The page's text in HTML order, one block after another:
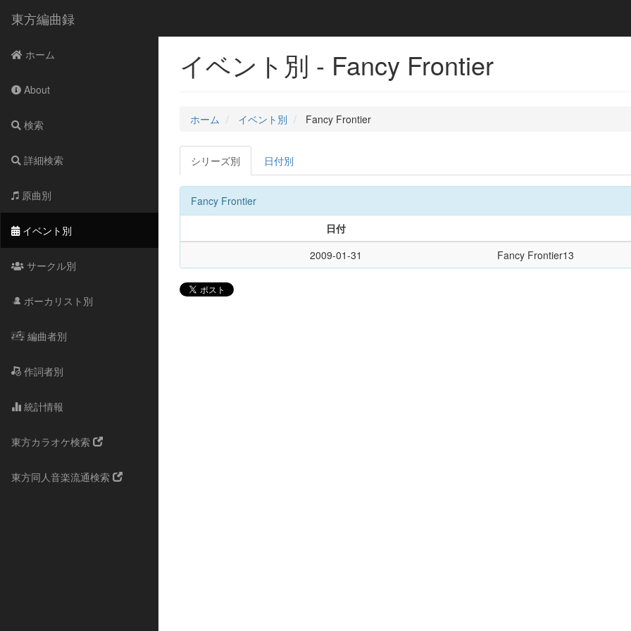
東方編曲録
ホーム
About
検索
詳細検索
原曲別
イベント別
サークル別
ボーカリスト別
編曲者別
作詞者別
統計情報
東方カラオケ検索
東方同人音楽流通検索
イベント別 - Fancy Frontier
ホーム イベント別 Fancy Frontier
シリーズ別 日付別
Fancy Frontier
日付
2009-01-31
Fancy Frontier13